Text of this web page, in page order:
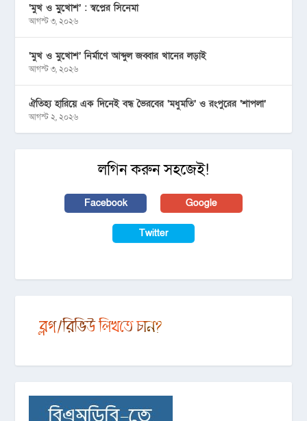
‘মুখ ও মু্খোশ’ : স্বপ্নের সিনেমা
আগস্ট ৩, ২০২৬
‘মুখ ও মুখোশ’ নির্মাণে আব্দুল জব্বার খানের লড়াই
আগস্ট ৩, ২০২৬
ঐতিহ্য হারিয়ে এক দিনেই বন্ধ ভৈরবের ‘মধুমতি’ ও রংপুরের ‘শাপলা’
আগস্ট ২, ২০২৬
লগিন করুন সহজেই!
Facebook Google
Twitter